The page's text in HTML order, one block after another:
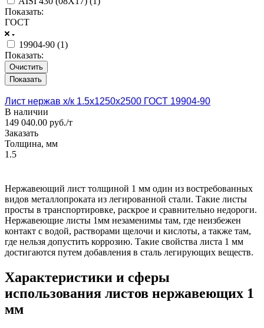
Показать:
ГОСТ
19904-90 (1)
Показать:
Очистить
Лист нержав х/к 1.5x1250x2500 ГОСТ 19904-90
В наличии
149 040.00 руб./т
Заказать
Толщина, мм
1.5
Нержавеющий лист толщиной 1 мм один из востребованных
видов металлопроката из легированной стали. Такие листы
просты в транспортировке, раскрое и сравнительно недороги.
Нержавеющие листы 1мм незаменимы там, где неизбежен
контакт с водой, растворами щелочи и кислоты, а также там,
где нельзя допустить коррозию. Такие свойства листа 1 мм
достигаются путем добавления в сталь легирующих веществ.
Характеристики и сферы
использования листов нержавеющих 1
мм